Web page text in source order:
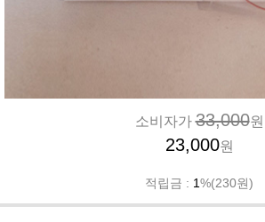
소비자가33,000원
23,000원
적립금 : 1%(230원)